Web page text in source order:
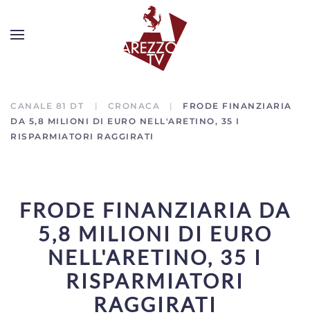
CANALE 81 DT CRONACA
FRODE FINANZIARIA
DA 5,8 MILIONI DI EURO NELL'ARETINO, 35 I
RISPARMIATORI RAGGIRATI
FRODE FINANZIARIA DA
5,8 MILIONI DI EURO
NELL'ARETINO, 35 I
RISPARMIATORI
RAGGIRATI